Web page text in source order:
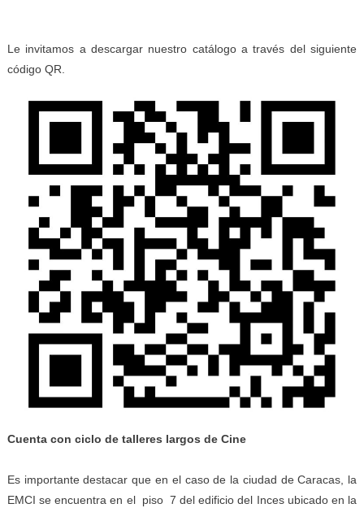
Le invitamos a descargar nuestro catálogo a través del siguiente
código QR.
Cuenta con ciclo de talleres largos de Cine
Es importante destacar que en el caso de la ciudad de Caracas, la
EMCI se encuentra en el piso 7 del edificio del Inces ubicado en la